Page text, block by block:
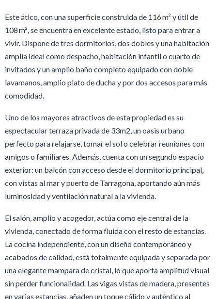
Este ático, con una superficie construida de 116 m² y útil de
108 m², se encuentra en excelente estado, listo para entrar a
vivir. Dispone de tres dormitorios, dos dobles y una habitación
amplia ideal como despacho, habitación infantil o cuarto de
invitados y un amplio baño completo equipado con doble
lavamanos, amplio plato de ducha y por dos accesos para más
comodidad.
Uno de los mayores atractivos de esta propiedad es su
espectacular terraza privada de 33m2, un oasis urbano
perfecto para relajarse, tomar el sol o celebrar reuniones con
amigos o familiares. Además, cuenta con un segundo espacio
exterior: un balcón con acceso desde el dormitorio principal,
con vistas al mar y puerto de Tarragona, aportando aún más
luminosidad y ventilación natural a la vivienda.
El salón, amplio y acogedor, actúa como eje central de la
vivienda, conectado de forma fluida con el resto de estancias.
La cocina independiente, con un diseño contemporáneo y
acabados de calidad, está totalmente equipada y separada por
una elegante mampara de cristal, lo que aporta amplitud visual
sin perder funcionalidad. Las vigas vistas de madera, presentes
en varias estancias, añaden un toque cálido y auténtico al